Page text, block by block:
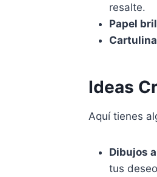
resalte.
Papel
Ideas
Aquí tienes
Dibujos
tus